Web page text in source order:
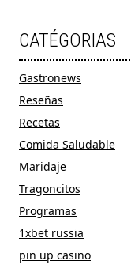
CATÉGORIAS
Gastronews
Reseñas
Recetas
Comida Saludable
Maridaje
Tragoncitos
Programas
1xbet russia
pin up casino